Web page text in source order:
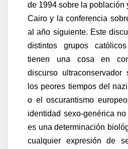
de 1994 sobre la población
Cairo y la conferencia
al año siguiente. Este
distintos grupos
tienen una cosa en
discurso ultraconservador
los peores tiempos del
o el oscurantismo
identidad sexo-genérica
es una determinación
cualquier expresión de